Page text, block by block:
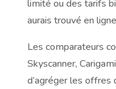
limité ou des tarifs
aurais trouvé en
Les comparateurs
Skyscanner,
d’agréger les